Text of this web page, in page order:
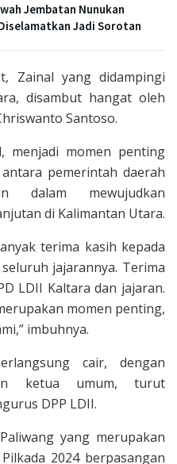
Jembatan Nunukan
Jadi Sorotan
Zainal yang didampingi
disambut hangat oleh
Santoso.
menjadi momen penting
pemerintah daerah
dalam mewujudkan
di Kalimantan Utara.
terima kasih kepada
jajarannya. Terima
LDII Kaltara dan jajaran.
momen penting,
imbuhnya.
cair, dengan
ketua umum, turut
DPP LDII.
yang merupakan
2024 berpasangan